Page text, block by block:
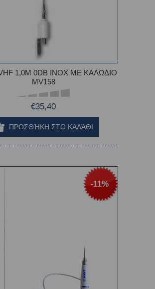
1,0M 0DB INOX ΜΕ ΚΑΛΩΔΙΟ
MV158
€35,40
-11%